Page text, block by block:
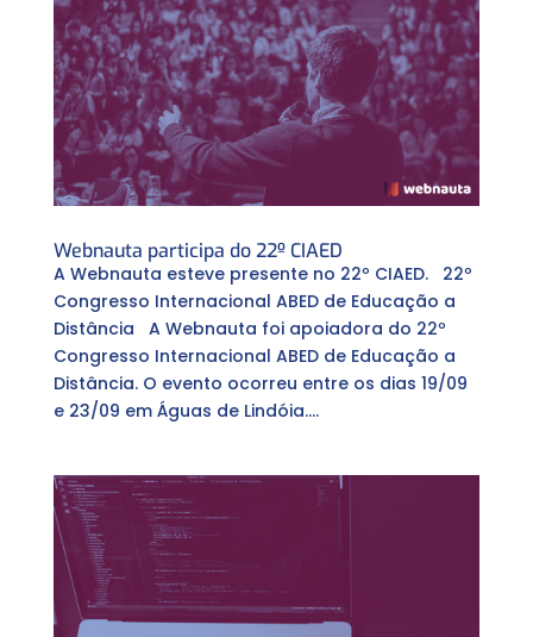
Webnauta participa do 22º CIAED
A Webnauta esteve presente no 22º CIAED. 22º
Congresso Internacional ABED de Educação a
Distância A Webnauta foi apoiadora do 22º
Congresso Internacional ABED de Educação a
Distância. O evento ocorreu entre os dias 19/09
e 23/09 em Águas de Lindóia....